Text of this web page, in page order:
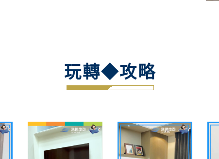
玩轉◆攻略